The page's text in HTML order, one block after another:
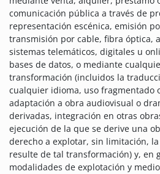
comunicación pública a través de
representación escénica, emisión
transmisión por cable, fibra óptica,
sistemas telemáticos, digitales u
bases de datos, o mediante
transformación (incluidos la
cualquier idioma, uso fragmentado
adaptación a obra audiovisual o
derivadas, integración en otras
ejecución de la que se derive una
derecho a explotar, sin limitación,
resulte de tal transformación) y, en
modalidades de explotación y